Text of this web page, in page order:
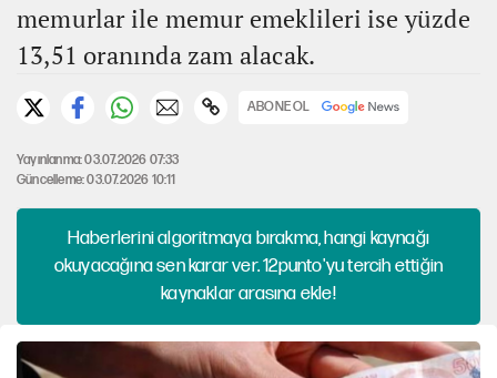
memurlar ile memur emeklileri ise yüzde
13,51 oranında zam alacak.
ABONE OL
Yayınlanma: 03.07.2026 07:33
Güncelleme: 03.07.2026 10:11
Haberlerini algoritmaya bırakma, hangi kaynağı
okuyacağına sen karar ver. 12punto'yu tercih ettiğin
kaynaklar arasına ekle!